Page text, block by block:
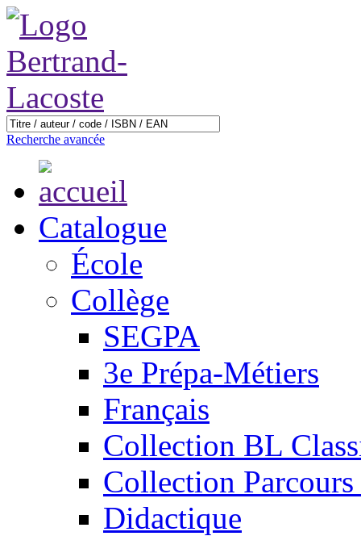
Recherche avancée
Catalogue
École
Collège
SEGPA
3e Prépa-Métiers
Français
Collection BL
Collection
Didactique